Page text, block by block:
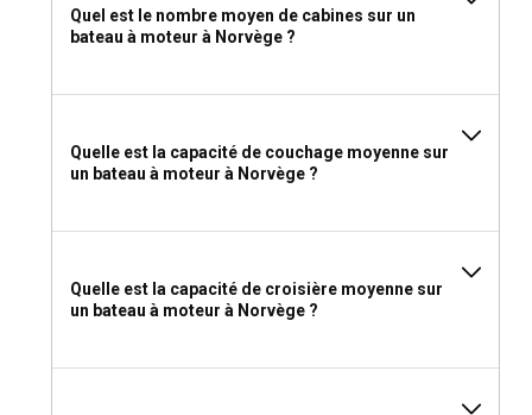
N'oubliez pas de prendre des articles personnels, des cartes
de navigation, des équipements de sécurité et des gadgets
Quel est le nombre moyen de cabines sur un
bateau à moteur à Norvège ?
Quelle est la capacité de couchage moyenne sur
un bateau à moteur à Norvège ?
Quelle est la capacité de croisière moyenne sur
un bateau à moteur à Norvège ?